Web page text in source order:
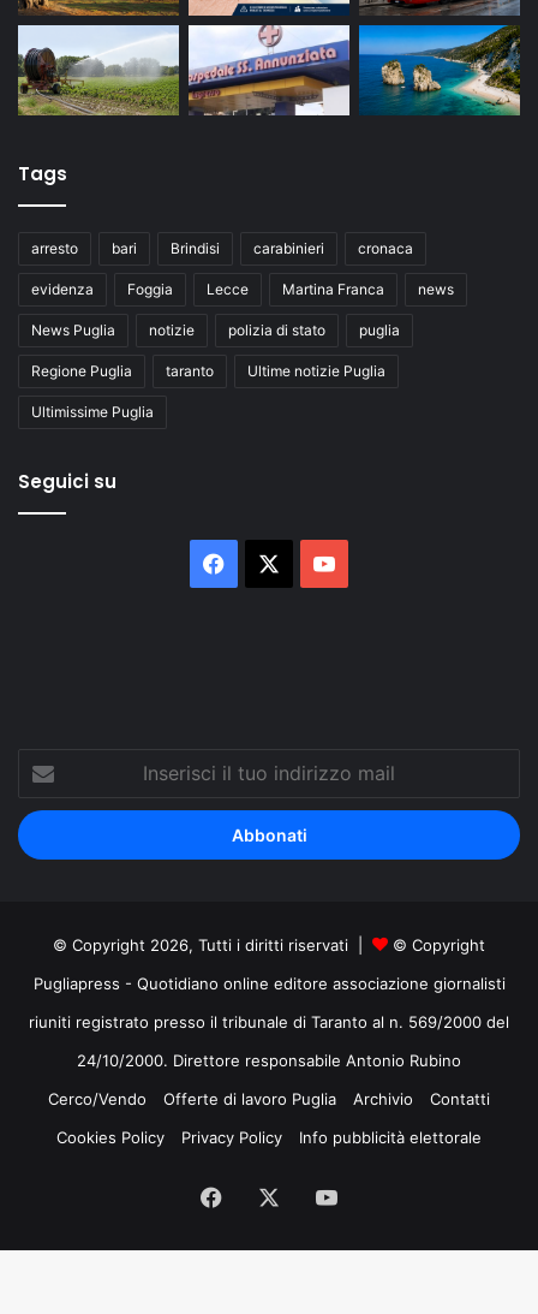
Tags
arresto bari Brindisi carabinieri cronaca
evidenza Foggia Lecce Martina Franca news
News Puglia notizie polizia di stato puglia
Regione Puglia taranto Ultime notizie Puglia
Ultimissime Puglia
Seguici su
Facebook
Inserisci
tuo
indirizzo
mail
© Copyright 2026, Tutti i diritti riservati |
© Copyright
Pugliapress - Quotidiano online editore associazione giornalisti
riuniti registrato presso il tribunale di Taranto al n. 569/2000 del
24/10/2000. Direttore responsabile Antonio Rubino
Cerco/Vendo
Offerte di lavoro Puglia Archivio
Contatti
Cookies Policy
Privacy Policy Info pubblicità elettorale
Facebook
Tube